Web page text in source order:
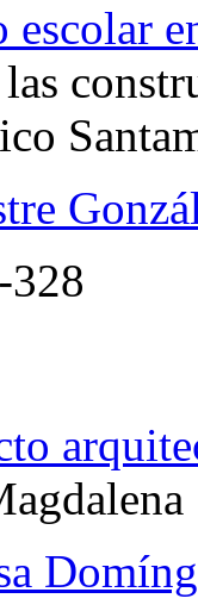
escolar
las
328